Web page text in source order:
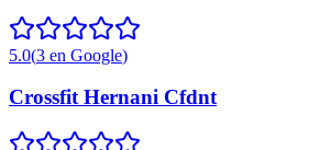
5.0(3 en Google)
Crossfit Hernani Cfdnt